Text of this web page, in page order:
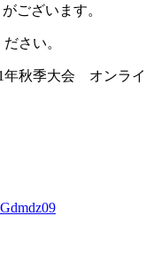
ございます。
さい。
年秋季大会 オンライ